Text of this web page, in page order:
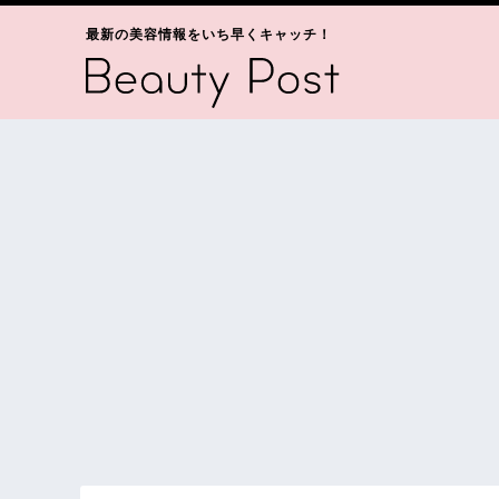
最新の美容情報をいち早くキャッチ！